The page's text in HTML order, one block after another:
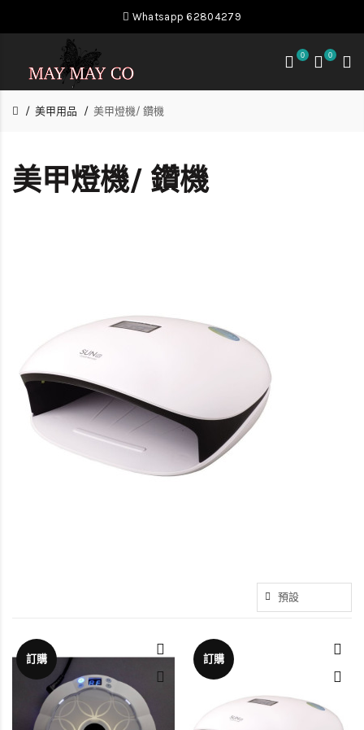
Whatsapp 62804279
0 0
美甲用品 美甲燈機/ 鑽機
美甲燈機/ 鑽機
訂購 訂購